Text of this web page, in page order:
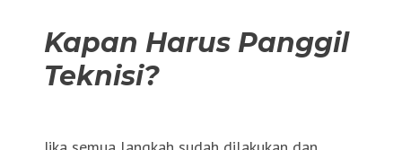
Kapan Harus Panggil
Teknisi?